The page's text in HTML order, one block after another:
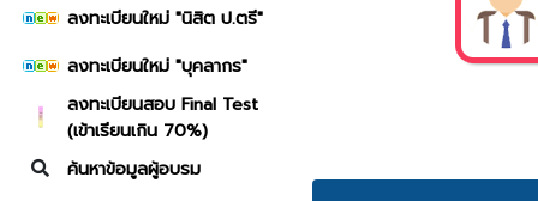
ลงทะเบียนใหม่ "นิสิต ป.ตรี"
ลงทะเบียนใหม่ "บุคลากร"
ลงทะเบียนสอบ Final Test
(เข้าเรียนเกิน 70%)
ค้นหาข้อมูลผู้อบรม